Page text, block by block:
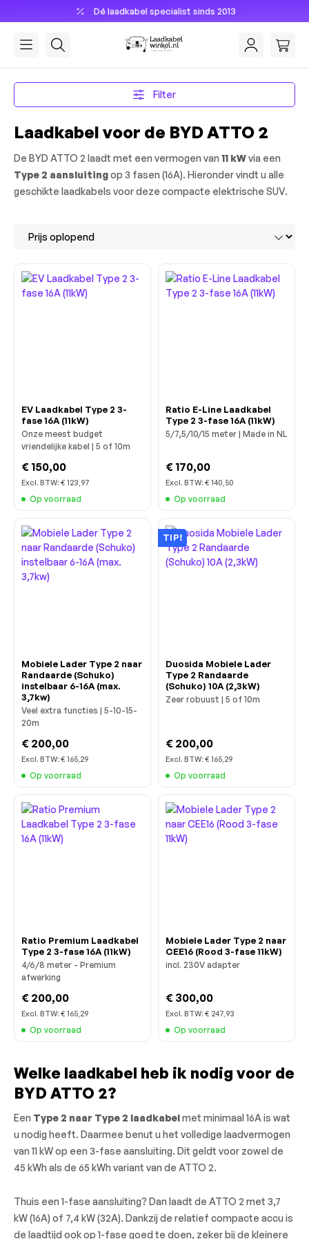
Dé laadkabel specialist sinds 2013
Filter
Laadkabel voor de BYD ATTO 2
De BYD ATTO 2 laadt met een vermogen van 11 kWvia een
Type 2 aansluitingop 3 fasen (16A). Hieronder vindt u alle
geschikte laadkabels voor deze compacte elektrische SUV.
EV Laadkabel Type 2 3-
fase 16A (11kW)
Onze meest budget
vriendelijke kabel | 5 of 10m
€ 150,00
Excl. BTW: € 123,97
Op voorraad
Ratio E-Line Laadkabel
Type 2 3-fase 16A (11kW)
5/7,5/10/15 meter | Made in NL
€ 170,00
Excl. BTW: € 140,50
Op voorraad
Mobiele Lader Type 2 naar
Randaarde (Schuko)
instelbaar 6-16A (max.
3,7kw)
Veel extra functies | 5-10-15-
20m
€ 200,00
Excl. BTW: € 165,29
Op voorraad
TIP!
Duosida Mobiele Lader
Type 2 Randaarde
(Schuko) 10A (2,3kW)
Zeer robuust | 5 of 10m
€ 200,00
Excl. BTW: € 165,29
Op voorraad
Ratio Premium Laadkabel
Type 2 3-fase 16A (11kW)
4/6/8 meter - Premium
afwerking
€ 200,00
Excl. BTW: € 165,29
Op voorraad
Mobiele Lader Type 2 naar
CEE16 (Rood 3-fase 11kW)
incl. 230V adapter
€ 300,00
Excl. BTW: € 247,93
Op voorraad
Welke laadkabel heb ik nodig voor de
BYD ATTO 2?
Een Type 2 naar Type 2 laadkabelmet minimaal 16A is wat
u nodig heeft. Daarmee benut u het volledige laadvermogen
van 11 kW op een 3-fase aansluiting. Dit geldt voor zowel de
45 kWh als de 65 kWh variant van de ATTO 2.
Thuis een 1-fase aansluiting? Dan laadt de ATTO 2 met 3,7
kW (16A) of 7,4 kW (32A). Dankzij de relatief compacte accu is
de laadtijd ook op 1-fase goed te doen, zeker bij de kleinere